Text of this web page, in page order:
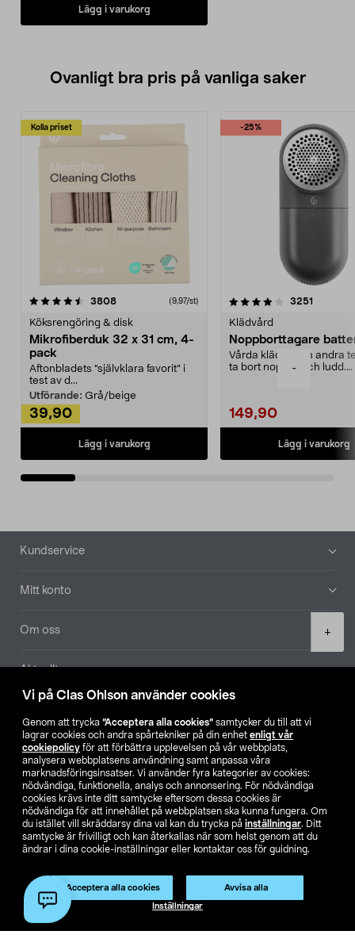
Vi på Clas Ohlson använder cookies
Genom att trycka ”Acceptera alla cookies” samtycker du till att vi
lagrar cookies och andra spårtekniker på din enhet enligt vår
cookiepolicy för att förbättra upplevelsen på vår webbplats,
analysera webbplatsens användning samt anpassa våra
marknadsföringsinsatser. Vi använder fyra kategorier av cookies:
nödvändiga, funktionella, analys och annonsering. För nödvändiga
cookies krävs inte ditt samtycke eftersom dessa cookies är
nödvändiga för att innehållet på webbplatsen ska kunna fungera. Om
du istället vill skräddarsy dina val kan du trycka på inställningar. Ditt
samtycke är frivilligt och kan återkallas när som helst genom att du
ändrar i dina cookie-inställningar eller kontaktar oss för guidning.
Acceptera alla cookies Avvisa alla
Inställningar
-
+
• Perfekt om du har tandställning,
implantat, kronor, broar eller djupa
Lägg i varukorg
Ovanligt bra pris på vanliga saker
Kolla priset
3808recensioner (9,97/st)
Köksrengöring & disk
Mikrofiberduk 32 x 31 cm, 4-
pack
Aftonbladets "självklara favorit” i
test av d...
Utförande: Grå/beige
39,90
Lägg i varukorg
-25%
4.0av 5 stjärnor 3251
Klädvård
Noppborttagare
Vårda kläder och andra
ta bort noppor och ludd.
149,90
Lägg i varukorg
4.5av 5 stjärnor
Sidfot
Kundservice
Mitt konto
Om oss
Aktuellt
Hitta butik
SE NO FI
Köpvillkor Privacy statement Klubbvillkor
För företag
Ändra till priser exklusive moms